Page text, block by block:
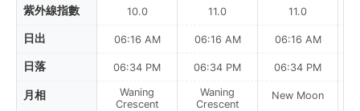
紫外線指數
日出
日落
月相
10.0
06:16 AM
06:34 PM
Waning
Crescent
11.0
06:16 AM
06:34 PM
Waning
Crescent
11.0
06:16 AM
06:34 PM
New Moon